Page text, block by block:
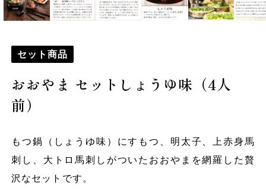
セット商品
おおやま セットしょうゆ味（4人
前）
もつ鍋（しょうゆ味）にすもつ、明太子、上赤身馬
刺し、大トロ馬刺しがついたおおやまを網羅した贅
沢なセットです。